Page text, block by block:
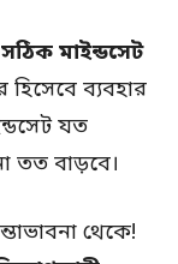
সঠিক মাইন্ডসেট
হিসেবে ব্যবহার
যত
তত বাড়বে।
থেকে!